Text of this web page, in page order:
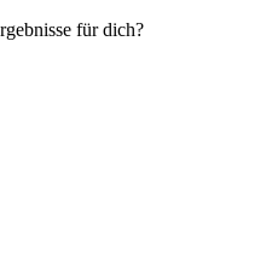
für dich?